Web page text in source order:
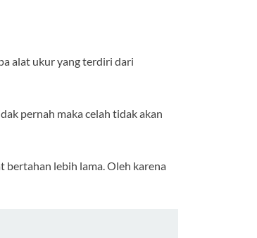
alat ukur yang terdiri dari
pernah maka celah tidak akan
bertahan lebih lama. Oleh karena